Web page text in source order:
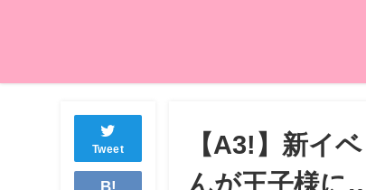
Tweet
B!
【A3!】新イ
んが王子様に